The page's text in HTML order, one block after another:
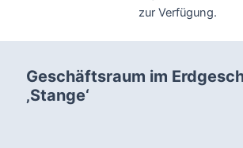
zur Verfügung.
Geschäftsraum im
‚Stange‘